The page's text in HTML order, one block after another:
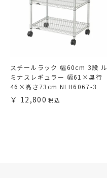
スチールラック 幅60cm 3段 ル
ミナスレギュラー 幅61×奥行
46×高さ73cm NLH6067-3
12,800